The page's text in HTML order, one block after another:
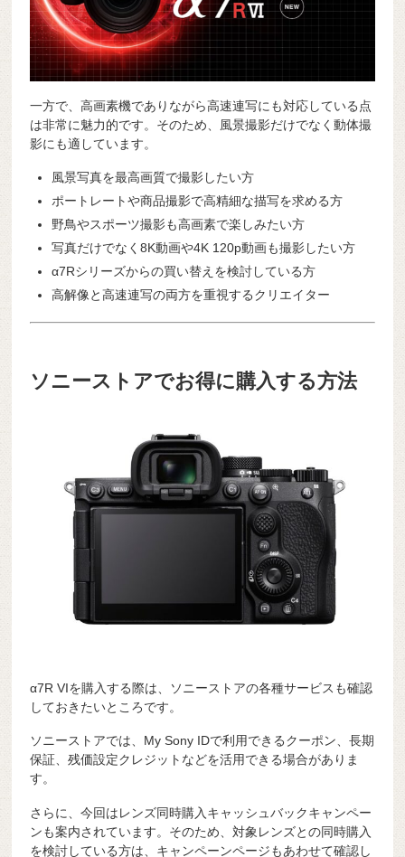
一方で、高画素機でありながら高速連写にも対応している点
は非常に魅力的です。そのため、風景撮影だけでなく動体撮
影にも適しています。
風景写真を最高画質で撮影したい方
ポートレートや商品撮影で高精細な描写を求める方
野鳥やスポーツ撮影も高画素で楽しみたい方
写真だけでなく8K動画や4K 120p動画も撮影したい方
α7Rシリーズからの買い替えを検討している方
高解像と高速連写の両方を重視するクリエイター
ソニーストアでお得に購入する方法
α7R VIを購入する際は、ソニーストアの各種サービスも確認
しておきたいところです。
ソニーストアでは、My Sony IDで利用できるクーポン、長期
保証、残価設定クレジットなどを活用できる場合がありま
す。
さらに、今回はレンズ同時購入キャッシュバックキャンペー
ンも案内されています。そのため、対象レンズとの同時購入
を検討している方は、キャンペーンページもあわせて確認し